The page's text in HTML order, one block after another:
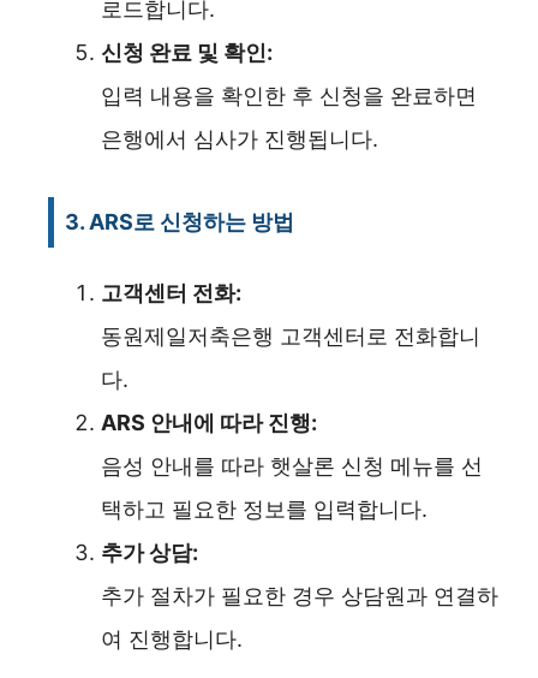
로드합니다.
신청 완료 및 확인:
입력 내용을 확인한 후 신청을 완료하면
은행에서 심사가 진행됩니다.
3. ARS로 신청하는 방법
고객센터 전화:
동원제일저축은행 고객센터로 전화합니
다.
ARS 안내에 따라 진행:
음성 안내를 따라 햇살론 신청 메뉴를 선
택하고 필요한 정보를 입력합니다.
추가 상담:
추가 절차가 필요한 경우 상담원과 연결하
여 진행합니다.